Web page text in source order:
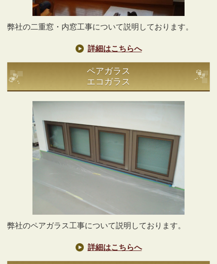
弊社の二重窓・内窓工事について説明しております。
詳細はこちらへ
ペアガラス
エコガラス
弊社のペアガラス工事について説明しております。
詳細はこちらへ